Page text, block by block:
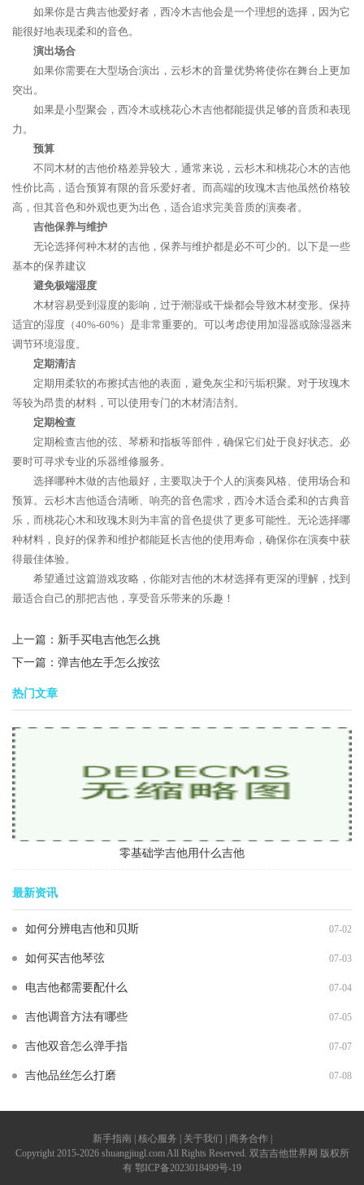
如果你是古典吉他爱好者，西冷木吉他会是一个理想的选择，因为它
能很好地表现柔和的音色。
演出场合
如果你需要在大型场合演出，云杉木的音量优势将使你在舞台上更加
突出。
如果是小型聚会，西冷木或桃花心木吉他都能提供足够的音质和表现
力。
预算
不同木材的吉他价格差异较大，通常来说，云杉木和桃花心木的吉他
性价比高，适合预算有限的音乐爱好者。而高端的玫瑰木吉他虽然价格较
高，但其音色和外观也更为出色，适合追求完美音质的演奏者。
吉他保养与维护
无论选择何种木材的吉他，保养与维护都是必不可少的。以下是一些
基本的保养建议
避免极端湿度
木材容易受到湿度的影响，过于潮湿或干燥都会导致木材变形。保持
适宜的湿度（40%-60%）是非常重要的。可以考虑使用加湿器或除湿器来
调节环境湿度。
定期清洁
定期用柔软的布擦拭吉他的表面，避免灰尘和污垢积聚。对于玫瑰木
等较为昂贵的材料，可以使用专门的木材清洁剂。
定期检查
定期检查吉他的弦、琴桥和指板等部件，确保它们处于良好状态。必
要时可寻求专业的乐器维修服务。
选择哪种木做的吉他最好，主要取决于个人的演奏风格、使用场合和
预算。云杉木吉他适合清晰、响亮的音色需求，西冷木适合柔和的古典音
乐，而桃花心木和玫瑰木则为丰富的音色提供了更多可能性。无论选择哪
种材料，良好的保养和维护都能延长吉他的使用寿命，确保你在演奏中获
得最佳体验。
希望通过这篇游戏攻略，你能对吉他的木材选择有更深的理解，找到
最适合自己的那把吉他，享受音乐带来的乐趣！
上一篇： 新手买电吉他怎么挑
下一篇： 弹吉他左手怎么按弦
热门文章
零基础学吉他用什么吉他
最新资讯
如何分辨电吉他和贝斯 07-02
如何买吉他琴弦 07-03
电吉他都需要配什么 07-04
吉他调音方法有哪些 07-05
吉他双音怎么弹手指 07-07
吉他品丝怎么打磨 07-08
新手指南 | 核心服务 | 关于我们 | 商务合作 |
Copyright 2015-2026 shuangjiugl.com All Rights Reserved. 双吉吉他世界网 版权所
有 鄂ICP备2023018499号-19